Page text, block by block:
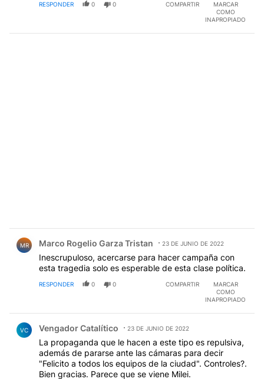
RESPONDER 0 0 COMPARTIR
MARCAR
COMO
INAPROPIADO
MR Marco Rogelio Garza Tristan 23 DE JUNIO DE 2022
Inescrupuloso, acercarse para hacer campaña con
esta tragedia solo es esperable de esta clase política.
RESPONDER 0 0 COMPARTIR
MARCAR
COMO
INAPROPIADO
VC Vengador Catalítico 23 DE JUNIO DE 2022
La propaganda que le hacen a este tipo es repulsiva,
además de pararse ante las cámaras para decir
"Felicito a todos los equipos de la ciudad". Controles?.
Bien gracias. Parece que se viene Milei.